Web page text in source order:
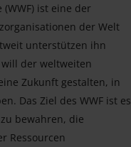
ist eine der
der Welt
unterstützen ihn
der weltweiten
Zukunft gestalten, in
Das Ziel des WWF ist es
bewahren, die
Ressourcen